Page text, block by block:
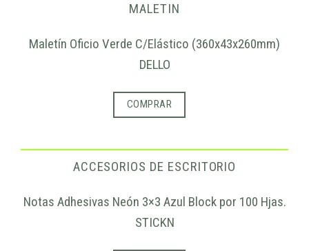
MALETIN
Maletín Oficio Verde C/Elástico (360x43x260mm)
DELLO
COMPRAR
ACCESORIOS DE ESCRITORIO
Notas Adhesivas Neón 3×3 Azul Block por 100 Hjas.
STICKN